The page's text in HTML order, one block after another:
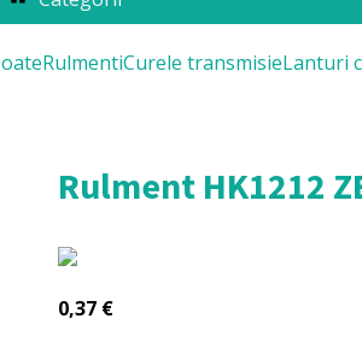
RulmentiCurele transmisieLanturi
Rulment HK1212
0,37 €